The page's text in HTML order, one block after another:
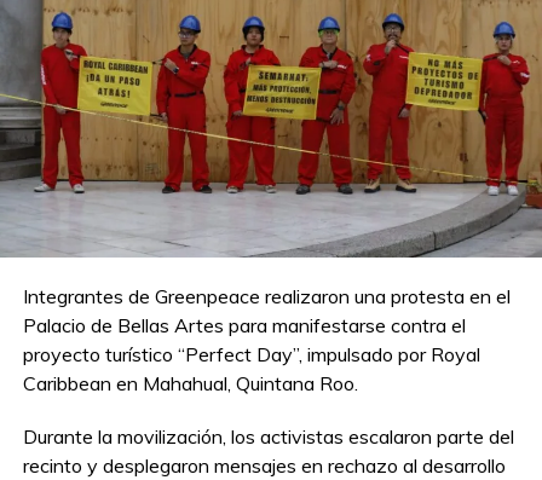
Integrantes de Greenpeace realizaron una protesta en el
Palacio de Bellas Artes para manifestarse contra el
proyecto turístico “Perfect Day”, impulsado por Royal
Caribbean en Mahahual, Quintana Roo.
Durante la movilización, los activistas escalaron parte del
recinto y desplegaron mensajes en rechazo al desarrollo